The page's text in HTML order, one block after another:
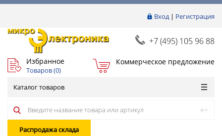
Вход| Регистрация
+7 (495) 105 96 88
Избранное
Товаров (0)
Коммерческое предложение
Каталог товаров
Распродажа склада